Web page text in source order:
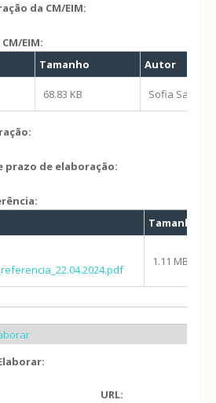
da CM/EIM:
EIM:
Tamanho Autor
68.83 KB Sofia Santos
prazo de elaboração:
Tamanho
1.11 MB
URL: